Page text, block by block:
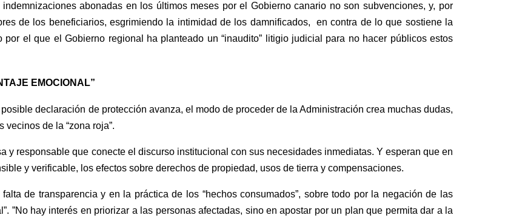
abonadas en los últimos meses por el Gobierno canario no son subvenciones, y, por
de los beneficiarios, esgrimiendo la intimidad de los damnificados, en contra de lo que sostiene la
por el que el Gobierno regional ha planteado un “inaudito”
litigio judicial para no hacer públicos estos
EMOCIONAL”
declaración de protección avanza, el modo de proceder de la Administración crea muchas dudas,
vecinos de la “zona roja”.
y responsable que conecte el discurso institucional con susnecesidades inmediatas. Y esperan que en
y verificable, los efectos sobre derechos de propiedad, usos de tierra y compensaciones.
falta de transparencia y en la práctica de los “hechos consumados”, sobre todo por la negación de las
”. ”No hay interés en priorizar a las personas afectadas, sino en apostar por un plan que permita dar a la